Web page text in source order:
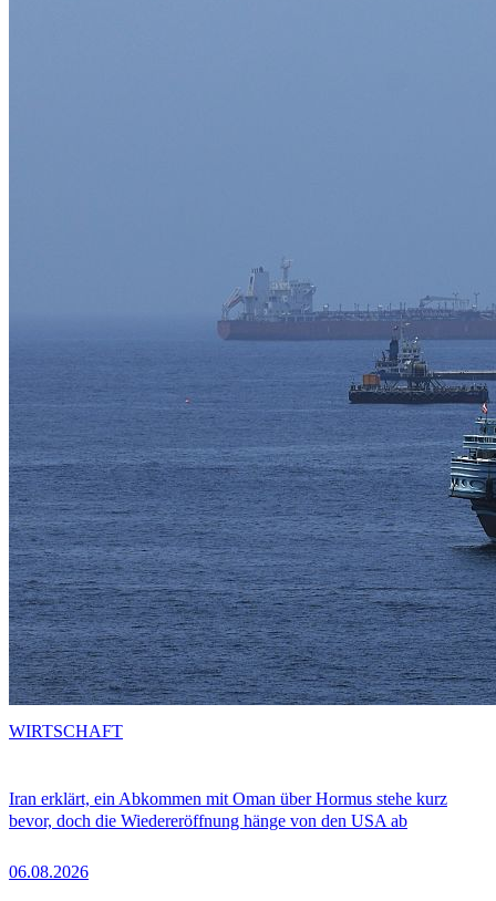
Iran erklärt, ein Abkommen mit Oman über Hormus stehe kurz
bevor, doch die Wiedereröffnung hänge von den USA ab
06.08.2026
WIRTSCHAFT